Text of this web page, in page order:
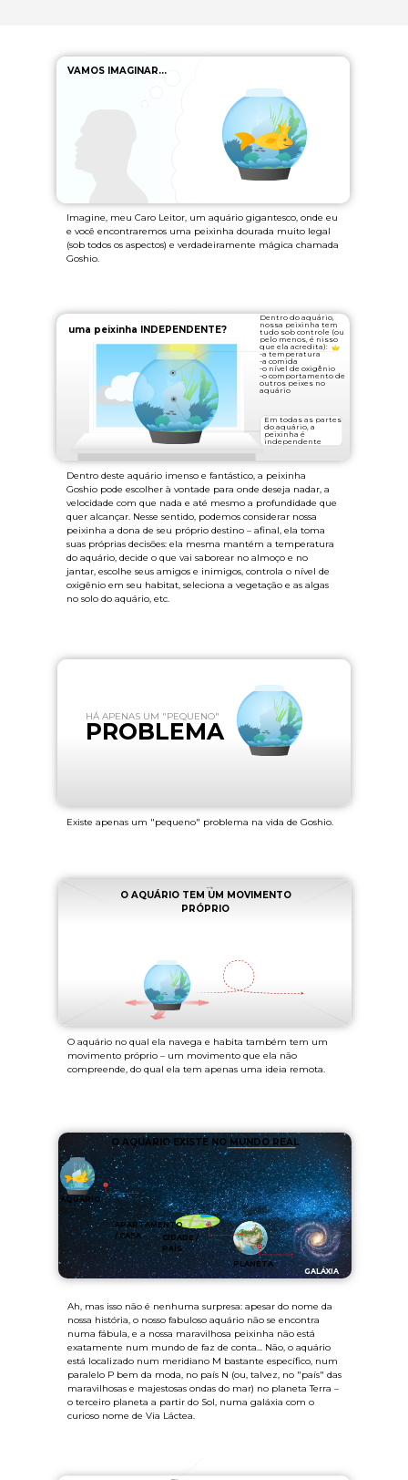
Imagine, meu Caro Leitor, um aquário gigantesco, onde eu
e você encontraremos uma peixinha dourada muito legal
(sob todos os aspectos) e verdadeiramente mágica chamada
Goshio.
VAMOS IMAGINAR…
Dentro deste aquário imenso e fantástico, a peixinha
Goshio pode escolher à vontade para onde deseja nadar, a
velocidade com que nada e até mesmo a profundidade que
quer alcançar. Nesse sentido, podemos considerar nossa
peixinha a dona de seu próprio destino – afinal, ela toma
suas próprias decisões: ela mesma mantém a temperatura
do aquário, decide o que vai saborear no almoço e no
jantar, escolhe seus amigos e inimigos, controla o nível de
oxigênio em seu habitat, seleciona a vegetação e as algas
no solo do aquário, etc.
uma peixinha INDEPENDENTE?
Dentro do aquário,
nossa peixinha tem
tudo sob controle (ou
pelo menos, é nisso
que ela acredita):
-a temperatura
-a comida
-o nível de oxigênio
-o comportamento de
outros peixes no
aquário
Em todas as partes
do aquário, a
peixinha é
independente
Existe apenas um "pequeno" problema na vida de Goshio.
HÁ APENAS UM "PEQUENO"
PROBLEMA
O aquário no qual ela navega e habita também tem um
movimento próprio – um movimento que ela não
compreende, do qual ela tem apenas uma ideia remota.
O AQUÁRIO TEM UM MOVIMENTO
PRÓPRIO
Ah, mas isso não é nenhuma surpresa: apesar do nome da
nossa história, o nosso fabuloso aquário não se encontra
numa fábula, e a nossa maravilhosa peixinha não está
exatamente num mundo de faz de conta... Não, o aquário
está localizado num meridiano M bastante específico, num
paralelo P bem da moda, no país N (ou, talvez, no "país" das
maravilhosas e majestosas ondas do mar) no planeta Terra –
o terceiro planeta a partir do Sol, numa galáxia com o
curioso nome de Via Láctea.
O AQUÁRIO EXISTE NO MUNDO REAL
AQUÁRIO
APARTAMENTO
/ CASA
CIDADE /
PAÍS
PLANETA
GALÁXIA